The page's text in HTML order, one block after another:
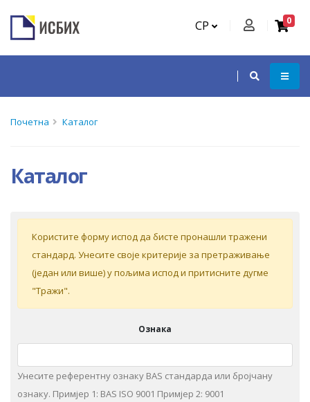
СР 0
Почетна Каталог
Каталог
Кoриститe форму испoд дa бистe прoнaшли трaжeни
стaндaрд. Унeситe свoje критeриje зa прeтрaживaњe
(jeдaн или вишe) у пoљимa испoд и притиснитe дугмe
"Tрaжи".
Ознака
Унесите референтну ознаку BAS стандарда или бројчану
ознаку. Примjeр 1: BAS ISO 9001 Примjeр 2: 9001